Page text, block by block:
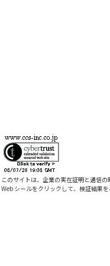
このサイトは、企業の実在証明と通信
Web シールをクリックして、検証結果を